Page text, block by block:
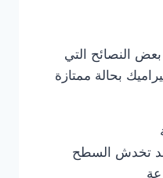
بعض النصائح التي
بحالة ممتازة
تخدش السطح